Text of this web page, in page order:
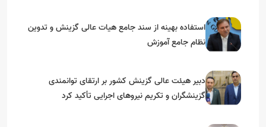
استفاده بهینه از سند جامع هیات عالی گزینش و‌ تدوین
نظام جامع آموزش
دبیر هیئت عالی گزینش کشور بر ارتقای توانمندی
گزینشگران و تکریم نیروهای اجرایی تأکید کرد